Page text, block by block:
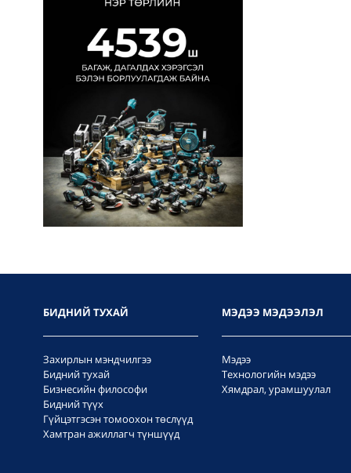
БИДНИЙ ТУХАЙ
Захирлын мэндчилгээ
Бидний тухай
Бизнесийн философи
Бидний түүх
Гүйцэтгэсэн томоохон төслүүд
Хамтран ажиллагч түншүүд
МЭДЭЭ МЭДЭЭЛЭЛ
Мэдээ
Технологийн мэдээ
Хямдрал, урамшуулал